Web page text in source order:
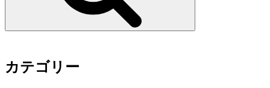
カテゴリー